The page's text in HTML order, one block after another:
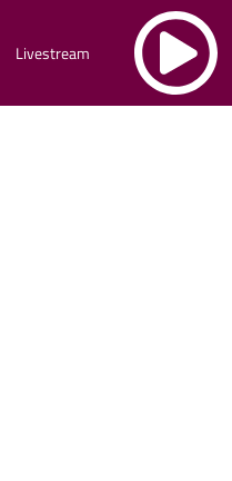
Livestream